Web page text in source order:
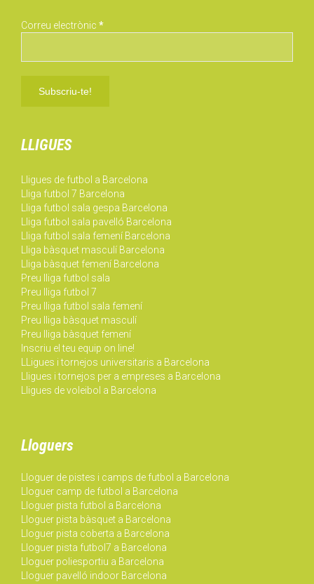
Correu electrònic *
LLIGUES
Lligues de futbol a Barcelona
Lliga futbol 7 Barcelona
Lliga futbol sala gespa Barcelona
Lliga futbol sala pavelló Barcelona
Lliga futbol sala femení Barcelona
Lliga bàsquet masculí Barcelona
Lliga bàsquet femení Barcelona
Preu lliga futbol sala
Preu lliga futbol 7
Preu lliga futbol sala femení
Preu lliga bàsquet masculí
Preu lliga bàsquet femení
Inscriu el teu equip on line!
LLigues i tornejos universitaris a Barcelona
Lligues i tornejos per a empreses a Barcelona
Lligues de voleibol a Barcelona
Lloguers
Lloguer de pistes i camps de futbol a Barcelona
Lloguer camp de futbol a Barcelona
Lloguer pista futbol a Barcelona
Lloguer pista bàsquet a Barcelona
Lloguer pista coberta a Barcelona
Lloguer pista futbol7 a Barcelona
Lloguer poliesportiu a Barcelona
Lloguer pavelló indoor Barcelona